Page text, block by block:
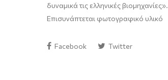
δυναμικά τις ελληνικές βιομηχανίες».
Επισυνάπτεται φωτογραφικό υλικό
Facebook Twitter